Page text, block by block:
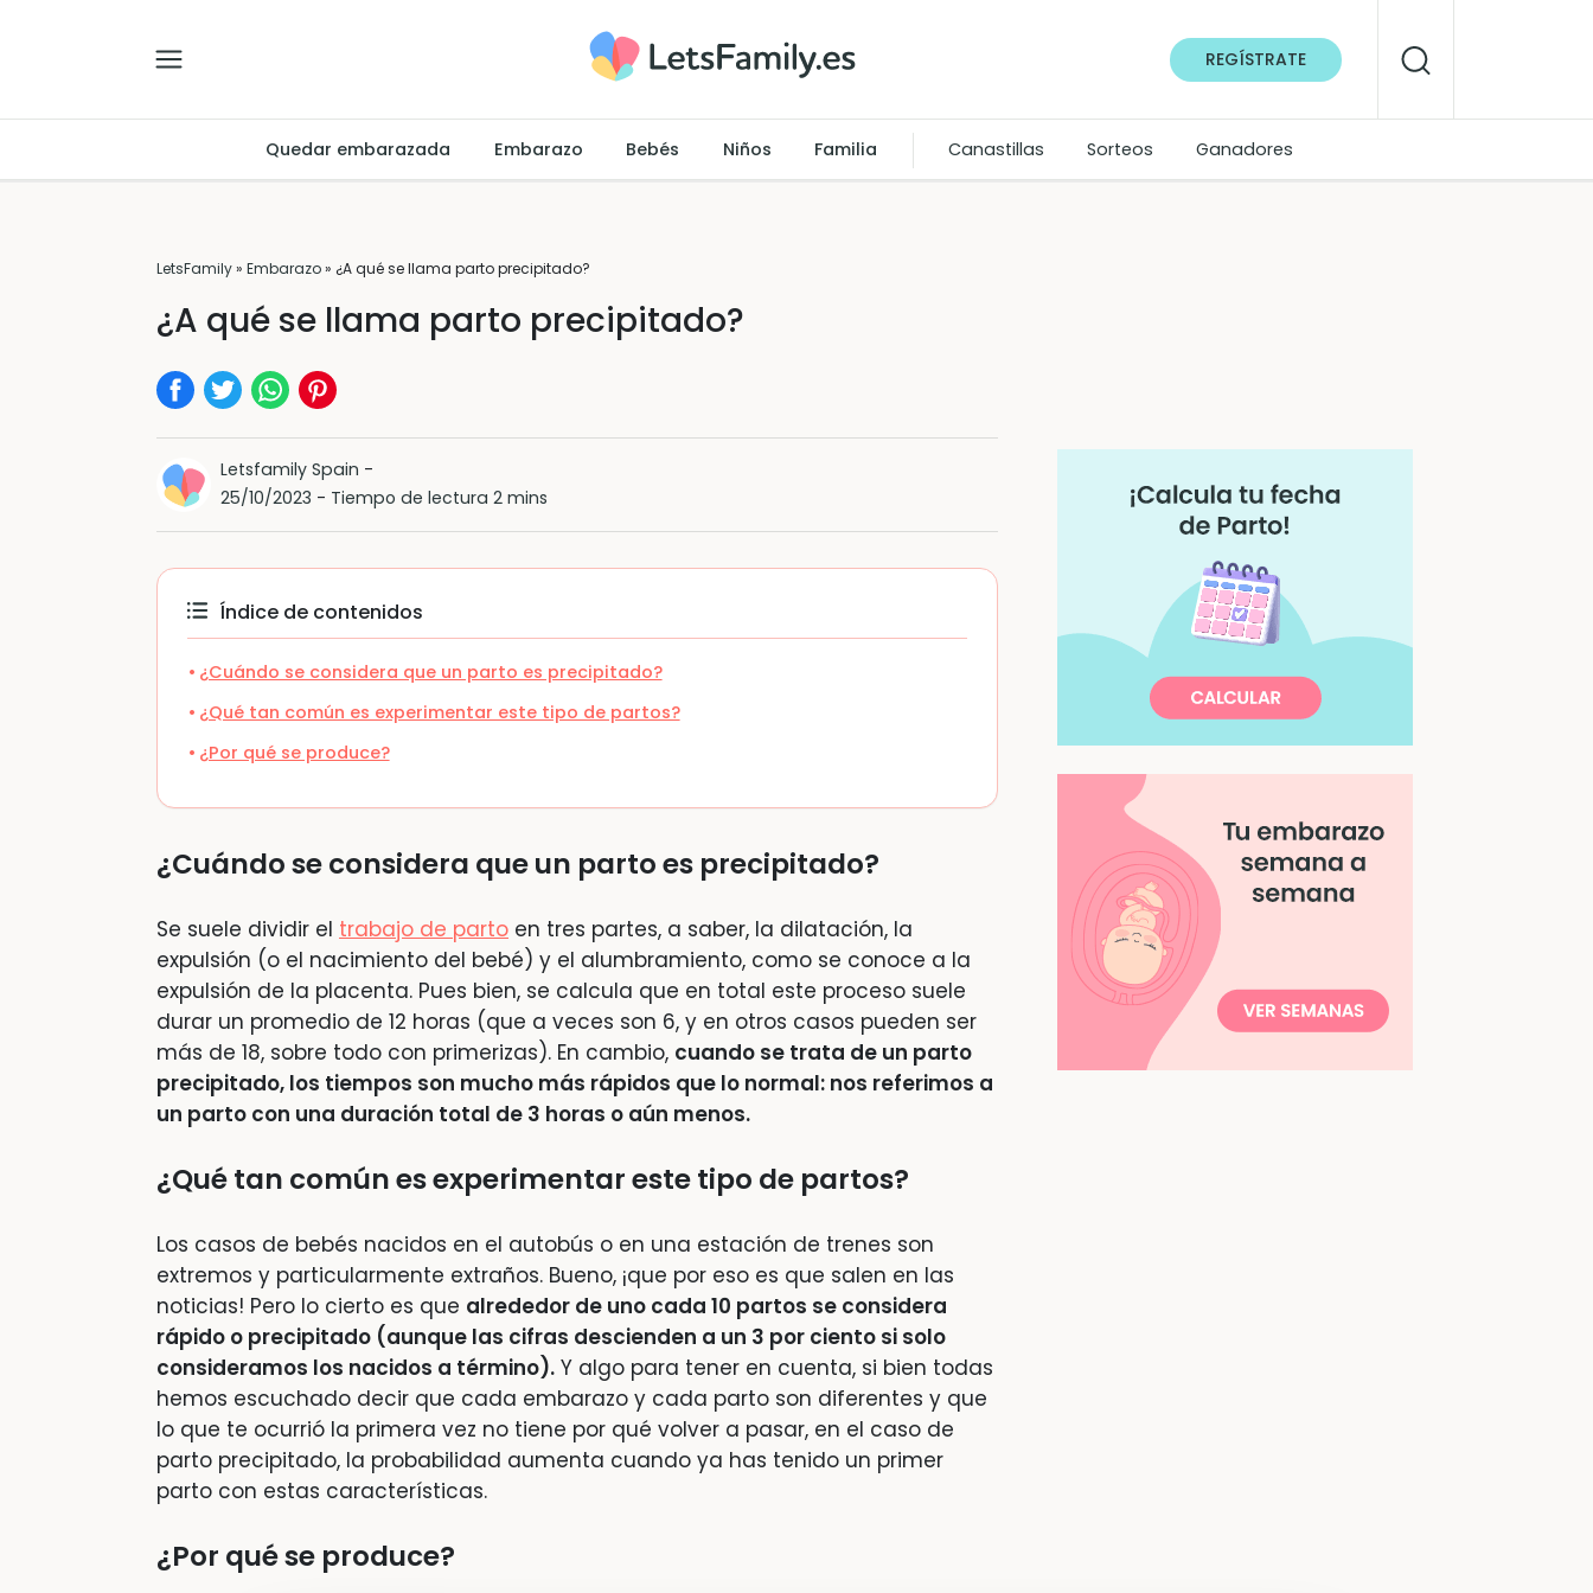
REGÍSTRATE
Quedar embarazada Embarazo Bebés Niños Familia Canastillas Sorteos Ganadores
LetsFamily» Embarazo» ¿A qué se llama parto precipitado?
¿A qué se llama parto precipitado?
Letsfamily Spain -
25/10/2023 - Tiempo de lectura 2 mins
Índice de contenidos
¿Cuándo se considera que un parto es precipitado?
¿Qué tan común es experimentar este tipo de partos?
¿Por qué se produce?
¿Cuándo se considera que un parto es precipitado?
Se suele dividir el trabajo de parto en tres partes, a saber, la dilatación, la
expulsión (o el nacimiento del bebé) y el alumbramiento, como se conoce a la
expulsión de la placenta. Pues bien, se calcula que en total este proceso suele
durar un promedio de 12 horas (que a veces son 6, y en otros casos pueden ser
más de 18, sobre todo con primerizas). En cambio, cuando se trata de un parto
precipitado, los tiempos son mucho más rápidos que lo normal: nos referimos a
un parto con una duración total de 3 horas o aún menos.
¿Qué tan común es experimentar este tipo de partos?
Los casos de bebés nacidos en el autobús o en una estación de trenes son
extremos y particularmente extraños. Bueno, ¡que por eso es que salen en las
noticias! Pero lo cierto es que alrededor de uno cada 10 partos se considera
rápido o precipitado (aunque las cifras descienden a un 3 por ciento si solo
consideramos los nacidos a término). Y algo para tener en cuenta, si bien todas
hemos escuchado decir que cada embarazo y cada parto son diferentes y que
lo que te ocurrió la primera vez no tiene por qué volver a pasar, en el caso de
parto precipitado, la probabilidad aumenta cuando ya has tenido un primer
parto con estas características.
¿Por qué se produce?